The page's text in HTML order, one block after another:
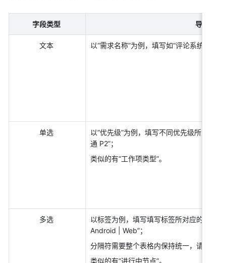
字段类型 导入格式
文本 以“需求名称”为例，填写如“评论系统接入
单选
以“优先级”为例，填写不同优先级所对应的
通 P2”；
类似的有“工作项类型”。
多选
以标签为例，填写填写标签所对应的多个
Android | Web”；
分隔符需要整个表格内保持统一，请勿使
类似的有“进行中节点”。